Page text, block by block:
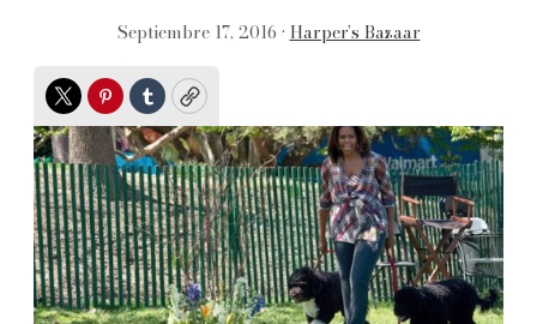
Septiembre 17, 2016 • Harper’s Bazaar
TwitterPinterest
TumblrCopy